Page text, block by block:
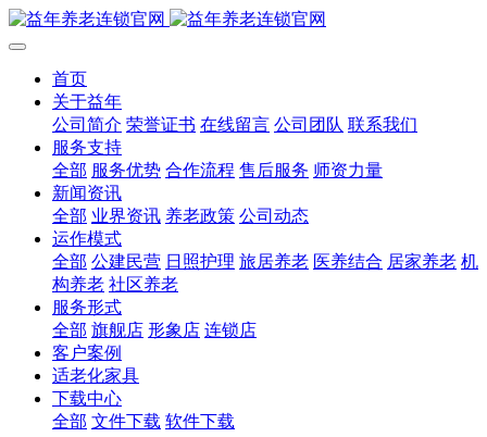
首页
关于益年
公司简介 荣誉证书 在线留言 公司团队 联系我们
服务支持
全部 服务优势 合作流程 售后服务 师资力量
新闻资讯
全部 业界资讯 养老政策 公司动态
运作模式
全部 公建民营 日照护理 旅居养老 医养结合 居家养老 机
构养老 社区养老
服务形式
全部 旗舰店 形象店 连锁店
客户案例
适老化家具
下载中心
全部 文件下载 软件下载